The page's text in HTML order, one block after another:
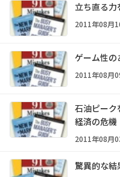
立ち直る
2011年08月
ゲーム性の
2011年08月
石油ピーク
経済の危機
2011年08月
驚異的な結